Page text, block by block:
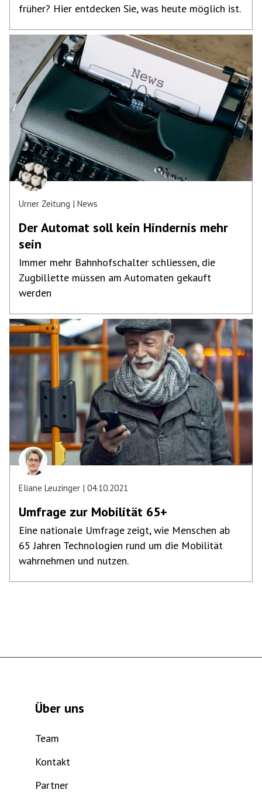
früher? Hier entdecken Sie, was heute möglich ist.
Urner Zeitung News
Der Automat soll kein Hindernis mehr
sein
Immer mehr Bahnhofschalter schliessen, die
Zugbillette müssen am Automaten gekauft
werden
Eliane Leuzinger 04.10.2021
Umfrage zur Mobilität 65+
Eine nationale Umfrage zeigt, wie Menschen ab
65 Jahren Technologien rund um die Mobilität
wahrnehmen und nutzen.
Über uns
Team
Kontakt
Partner